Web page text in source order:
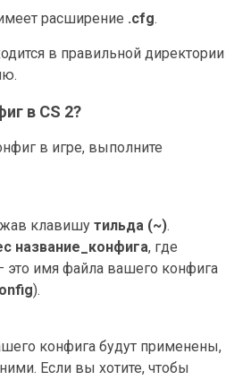
расширение .cfg.
в правильной директории
в CS 2?
в игре, выполните
клавишу тильда (~).
название_конфига, где
это имя файла вашего конфига
).
конфига будут применены,
Если вы хотите, чтобы